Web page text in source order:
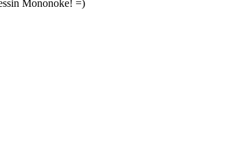
Mononoke! =)